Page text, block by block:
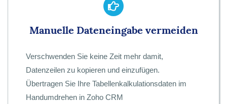
Manuelle Dateneingabe vermeiden
Verschwenden Sie keine Zeit mehr damit,
Datenzeilen zu kopieren und einzufügen.
Übertragen Sie Ihre Tabellenkalkulationsdaten im
Handumdrehen in Zoho CRM